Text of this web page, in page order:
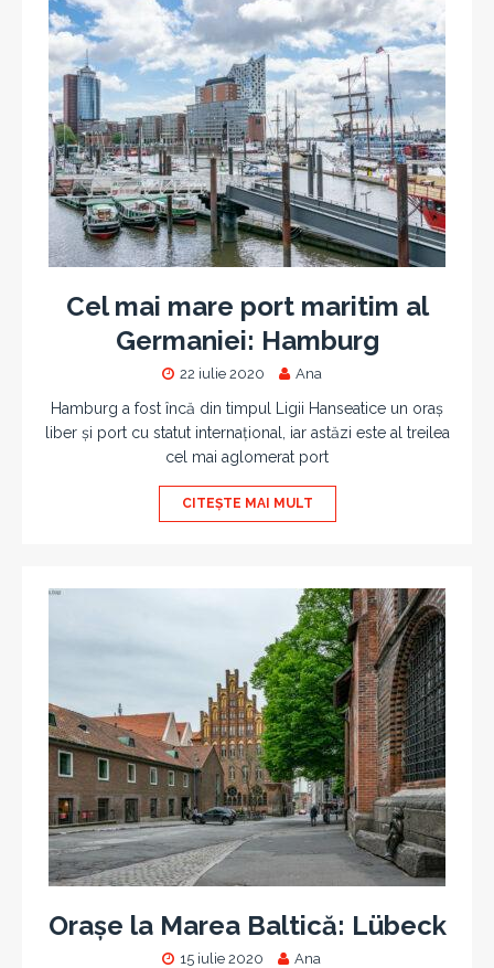
Cel mai mare port maritim al
Germaniei: Hamburg
22 iulie 2020 Ana
Hamburg a fost încă din timpul Ligii Hanseatice un oraș
liber și port cu statut internațional, iar astăzi este al treilea
cel mai aglomerat port
CITEȘTE MAI MULT
Orașe la Marea Baltică: Lübeck
15 iulie 2020 Ana